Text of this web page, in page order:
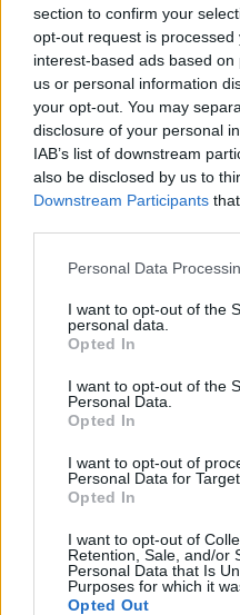
section to confirm your
opt-out request is
interest-based ads based
us or personal information
your opt-out. You may
disclosure of your personal
IAB’s list of downstream
also be disclosed by us to
Downstream Participants
Personal Data
I want to opt-out of the
personal data.
Opted In
I want to opt-out of the
Personal Data.
Opted In
I want to opt-out of
Personal Data for
Opted In
I want to opt-out of
Retention, Sale, and/or
Personal Data that Is
Purposes for which it
Opted Out
Laisvalaikis
Žemę užklups magnetinė
Laisvalaikis
Trys Zodiako ženklai,
gyvybiškai svarbu
apsišarvuoti kantrybe(1)